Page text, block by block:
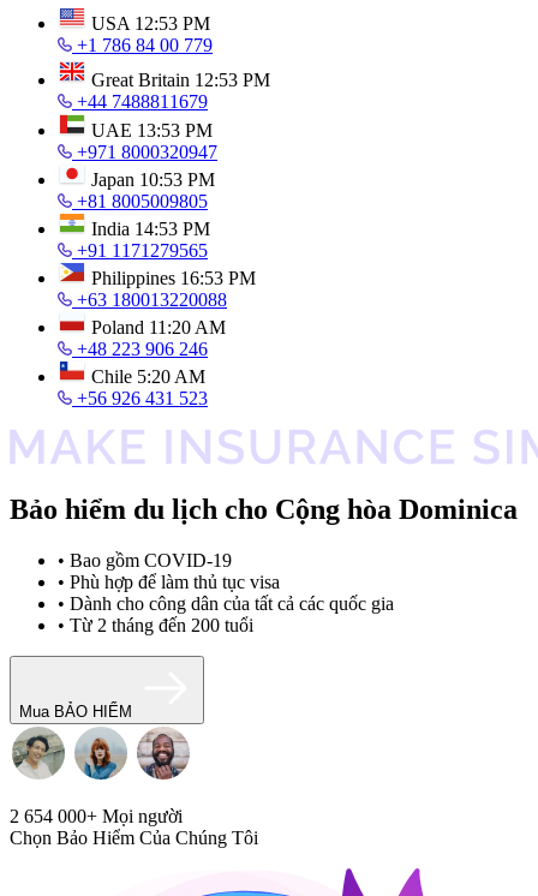
USA 12:53 PM
+1 786 84 00 779
Great Britain 12:53 PM
+44 7488811679
UAE 13:53 PM
+971 8000320947
Japan 10:53 PM
+81 8005009805
India 14:53 PM
+91 1171279565
Philippines 16:53 PM
+63 180013220088
Poland 11:20 AM
+48 223 906 246
Chile 5:20 AM
+56 926 431 523
Bảo hiểm du lịch cho Cộng hòa Dominica
• Bao gồm COVID-19
• Phù hợp để làm thủ tục visa
• Dành cho công dân của tất cả các quốc gia
• Từ 2 tháng đến 200 tuổi
Mua BẢO HIỂM
2 654 000+ Mọi người
Chọn Bảo Hiểm Của Chúng Tôi